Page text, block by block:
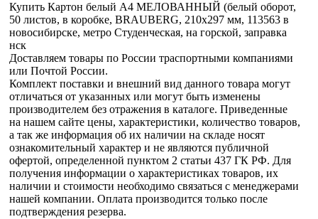
Купить Картон белый А4 МЕЛОВАННЫЙ (белый оборот,
50 листов, в коробке, BRAUBERG, 210х297 мм, 113563 в
новосибирске, метро Студенческая, на горской, заправка
нск
Доставляем товары по России траспортными компаниями
или Почтой России.
Комплект поставки и внешний вид данного товара могут
отличаться от указанных или могут быть изменены
производителем без отражения в каталоге. Приведенные
на нашем сайте цены, характеристики, количество товаров,
а так же информация об их наличии на складе носят
ознакомительный характер и не являются публичной
офертой, определенной пунктом 2 статьи 437 ГК РФ. Для
получения информации о характеристиках товаров, их
наличии и стоимости необходимо связаться с менеджерами
нашей компании. Оплата производится только после
подтверждения резерва.